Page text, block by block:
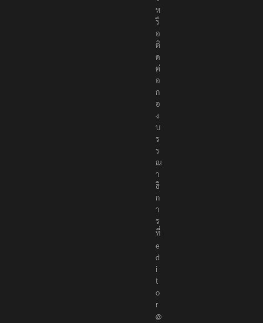
ห
รื
อ
ติ
ด
ต่
อ
ก
อ
ง
บ
ร
ร
ณ
า
ธิ
ก
า
ร
ที่
e
d
i
t
o
r
@